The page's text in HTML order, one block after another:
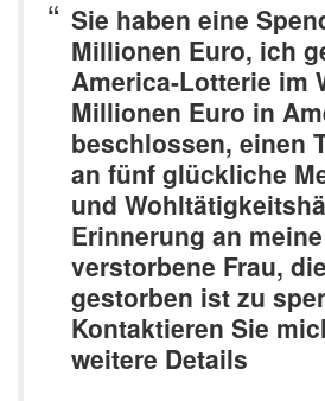
Sie haben eine
Millionen Euro, ich
America-Lotterie im
Millionen Euro in
beschlossen, einen
an fünf glückliche
und
Erinnerung an meine
verstorbene Frau,
gestorben ist zu
Kontaktieren Sie
weitere Details